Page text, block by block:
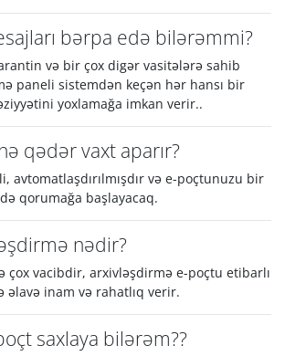
bərpa edə bilərəmmi?
və bir çox digər vasitələrə sahib
paneli sistemdən keçən hər hansı bir
yoxlamağa imkan verir..
qədər vaxt aparır?
avtomatlaşdırılmışdır və e-poçtunuzu bir
qorumağa başlayacaq.
nədir?
çox vacibdir, arxivləşdirmə e-poçtu etibarlı
əlavə inam və rahatlıq verir.
saxlaya bilərəm??